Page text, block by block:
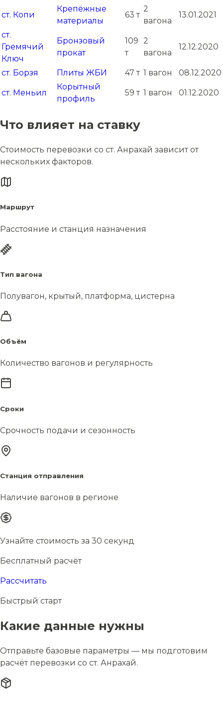
ст. Копи
Крепёжные
материалы
63 т
2
вагона
13.01.2021
ст.
Гремячий
Ключ
Бронзовый
прокат
109
т
2
вагона
12.12.2020
ст. Борзя Плиты ЖБИ 47 т 1 вагон 08.12.2020
ст. Меньил
Корытный
профиль
59 т 1 вагон 01.12.2020
Что влияет на ставку
Стоимость перевозки со ст. Анрахай зависит от
нескольких факторов.
Маршрут
Расстояние и станция назначения
Тип вагона
Полувагон, крытый, платформа, цистерна
Объём
Количество вагонов и регулярность
Сроки
Срочность подачи и сезонность
Станция отправления
Наличие вагонов в регионе
Узнайте стоимость за 30 секунд
Бесплатный расчёт
Рассчитать
Быстрый старт
Какие данные нужны
Отправьте базовые параметры — мы подготовим
расчёт перевозки со ст. Анрахай.